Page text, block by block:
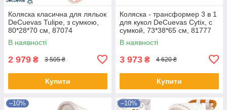
Коляска класична для ляльок
DeCuevas Tulipe, з сумкою,
80*28*70 см, 87074
В наявності
2 979 ₴ 3 505 ₴
Купити
Коляска - трансформер 3 в 1
для кукол DeCuevas Cytix, с
сумкой, 73*38*65 см, 81777
В наявності
3 973 ₴ 4 620 ₴
Купити
–10% –10%